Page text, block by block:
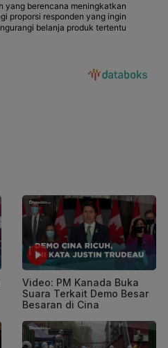
Video: PM Kanada Buka
Suara Terkait Demo Besar
Besaran di Cina